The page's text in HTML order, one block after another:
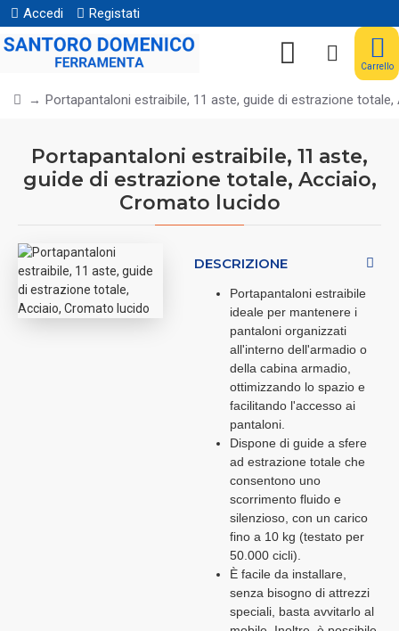
Accedi Registati
Carrello
Portapantaloni estraibile, 11 aste, guide di estrazione
Portapantaloni estraibile, 11 aste,
guide di estrazione totale, Acciaio,
Cromato lucido
DESCRIZIONE
Portapantaloni estraibile
ideale per mantenere i
pantaloni organizzati
all'interno dell'armadio o
della cabina armadio,
ottimizzando lo spazio e
facilitando l'accesso ai
pantaloni.
Dispone di guide a sfere
ad estrazione totale che
consentono uno
scorrimento fluido e
silenzioso, con un carico
fino a 10 kg (testato per
50.000 cicli).
È facile da installare,
senza bisogno di attrezzi
speciali, basta avvitarlo al